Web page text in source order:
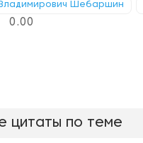
Шебаршин
0.00
цитаты по теме